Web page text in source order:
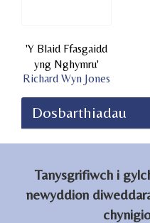
'Y Blaid Ffasgaidd
yng Nghymru'
Richard Wyn Jones
Tanysgrifiwch i
newyddion